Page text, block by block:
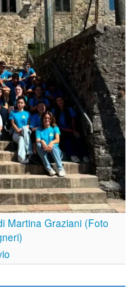
Martina Graziani (Foto